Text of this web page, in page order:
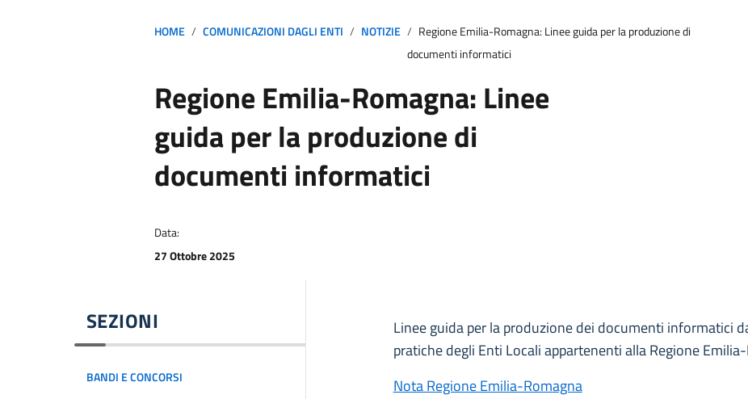
HOME COMUNICAZIONI DAGLI ENTI NOTIZIE
Regione Emilia-Romagna: Linee guida per la produzione di
documenti informatici
Regione Emilia-Romagna: Linee
guida per la produzione di
documenti informatici
Data:
27 Ottobre 2025
SEZIONI
BANDI E CONCORSI
Linee guida per la produzione dei documenti informatici
pratiche degli Enti Locali appartenenti alla Regione
Nota Regione Emilia-Romagna